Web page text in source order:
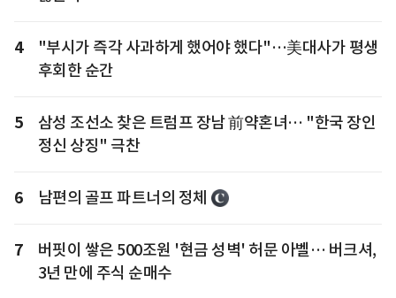
4
"부시가 즉각 사과하게 했어야 했다"…美대사가 평생
후회한 순간
5
삼성 조선소 찾은 트럼프 장남 前약혼녀… "한국 장인
정신 상징" 극찬
6 남편의 골프 파트너의 정체
7
버핏이 쌓은 500조원 '현금 성벽' 허문 아벨… 버크셔,
3년 만에 주식 순매수